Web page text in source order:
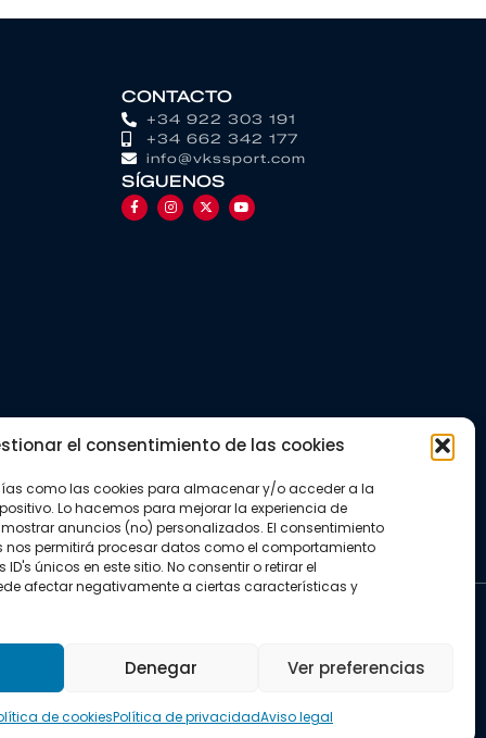
el consentimiento de las cookies
como las cookies para almacenar y/o acceder a la
Lo hacemos para mejorar la experiencia de
anuncios (no) personalizados. El consentimiento
permitirá procesar datos como el comportamiento
únicos en este sitio. No consentir o retirar el
afectar negativamente a ciertas características y
Denegar Ver preferencias
de cookiesPolítica de privacidadAviso legal
CONTACTO
+34 922 303 191
+34 662 342 177
info@vkssport.com
SÍGUENOS